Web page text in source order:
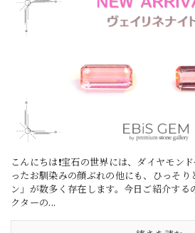
こんにちは❗宝石の世界には、ダイヤモン
ったお馴染みの顔ぶれの他にも、ひっそ
ン」が数多く存在します。今日ご紹介す
クターの...